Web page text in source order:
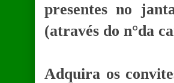
presentes no
(através do n°da
Adquira os